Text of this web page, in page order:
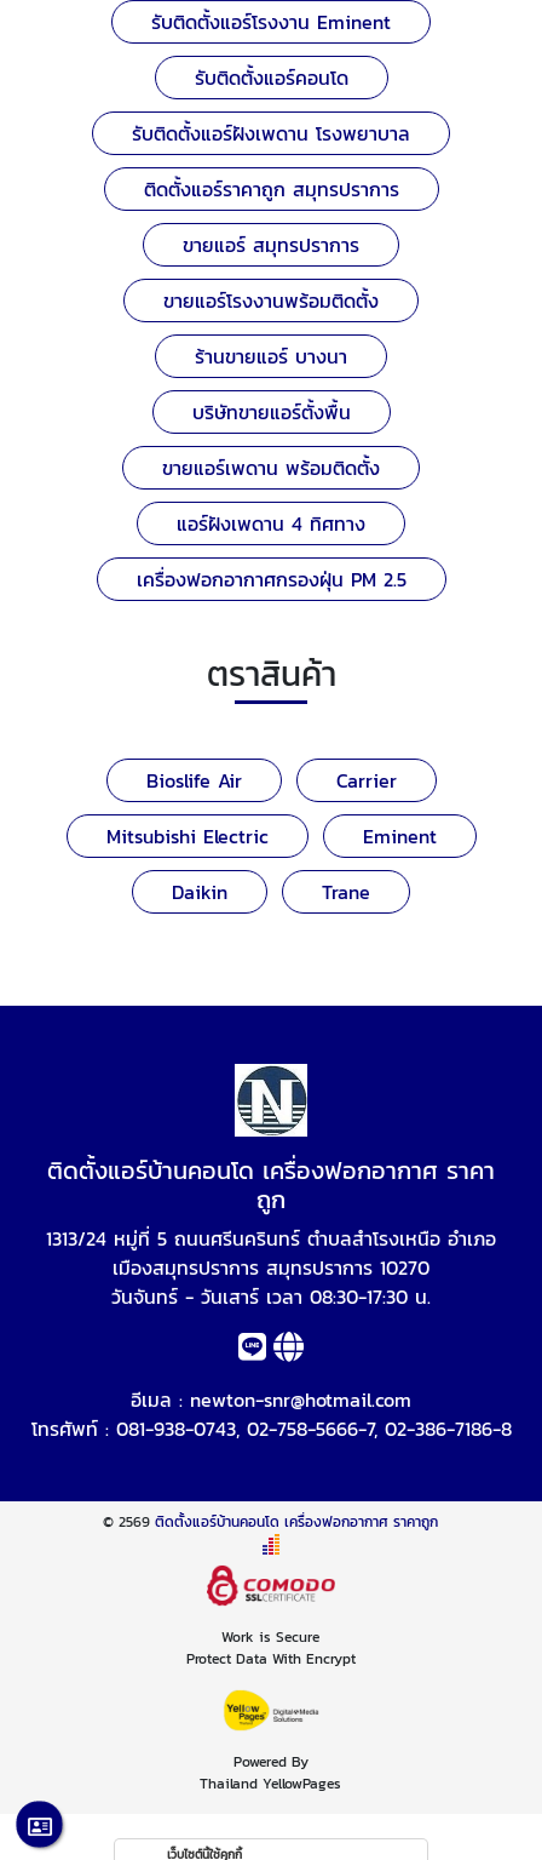
รับติดตั้งแอร์โรงงาน Eminent
รับติดตั้งแอร์คอนโด
รับติดตั้งแอร์ฝังเพดาน โรงพยาบาล
ติดตั้งแอร์ราคาถูก สมุทรปราการ
ขายแอร์ สมุทรปราการ
ขายแอร์โรงงานพร้อมติดตั้ง
ร้านขายแอร์ บางนา
บริษัทขายแอร์ตั้งพื้น
ขายแอร์เพดาน พร้อมติดตั้ง
แอร์ฝังเพดาน 4 ทิศทาง
เครื่องฟอกอากาศกรองฝุ่น PM 2.5
ตราสินค้า
Bioslife Air
Carrier
Mitsubishi Electric
Eminent
Daikin
Trane
ติดตั้งแอร์บ้านคอนโด เครื่องฟอกอากาศ ราคา
ถูก
1313/24 หมู่ที่ 5 ถนนศรีนครินทร์ ตำบลสำโรงเหนือ อำเภอ
เมืองสมุทรปราการ สมุทรปราการ 10270
วันจันทร์ - วันเสาร์ เวลา 08:30-17:30 น.
อีเมล : newton-snr@hotmail.com
โทรศัพท์ : 081-938-0743, 02-758-5666-7, 02-386-7186-8
© 2569ติดตั้งแอร์บ้านคอนโด เครื่องฟอกอากาศ ราคาถูก
Work is Secure
Protect Data With Encrypt
Powered By
Thailand YellowPages
เว็บไซต์นี้ใช้คุกกี้